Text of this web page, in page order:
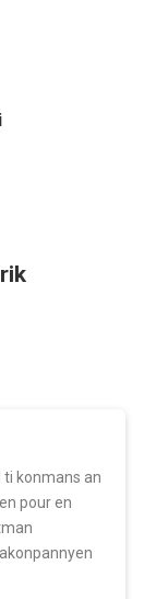
ti konmans an
pour en